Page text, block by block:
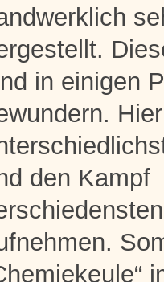
in einigen
den Kampf